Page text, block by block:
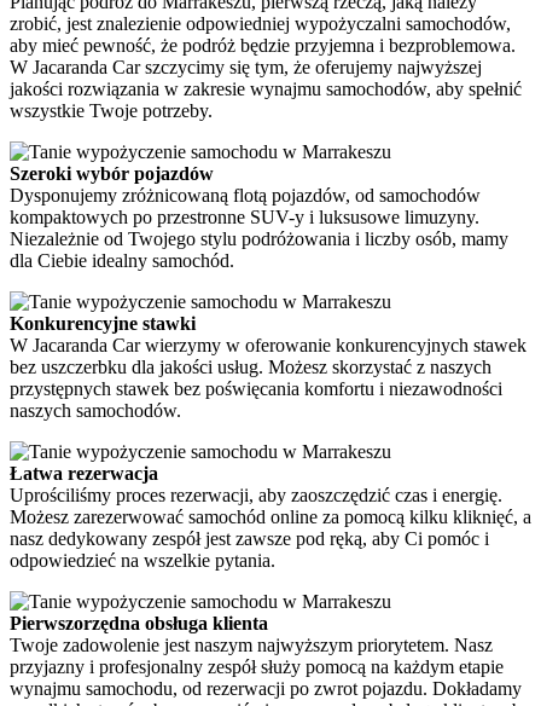
zrobić, jest znalezienie odpowiedniej wypożyczalni samochodów,
aby mieć pewność, że podróż będzie przyjemna i bezproblemowa.
W Jacaranda Car szczycimy się tym, że oferujemy najwyższej
jakości rozwiązania w zakresie wynajmu samochodów, aby spełnić
wszystkie Twoje potrzeby.
Szeroki wybór pojazdów
Dysponujemy zróżnicowaną flotą pojazdów, od samochodów
kompaktowych po przestronne SUV-y i luksusowe limuzyny.
Niezależnie od Twojego stylu podróżowania i liczby osób, mamy
dla Ciebie idealny samochód.
Konkurencyjne stawki
W Jacaranda Car wierzymy w oferowanie konkurencyjnych stawek
bez uszczerbku dla jakości usług. Możesz skorzystać z naszych
przystępnych stawek bez poświęcania komfortu i niezawodności
naszych samochodów.
Łatwa rezerwacja
Uprościliśmy proces rezerwacji, aby zaoszczędzić czas i energię.
Możesz zarezerwować samochód online za pomocą kilku kliknięć, a
nasz dedykowany zespół jest zawsze pod ręką, aby Ci pomóc i
odpowiedzieć na wszelkie pytania.
Pierwszorzędna obsługa klienta
Twoje zadowolenie jest naszym najwyższym priorytetem. Nasz
przyjazny i profesjonalny zespół służy pomocą na każdym etapie
wynajmu samochodu, od rezerwacji po zwrot pojazdu. Dokładamy